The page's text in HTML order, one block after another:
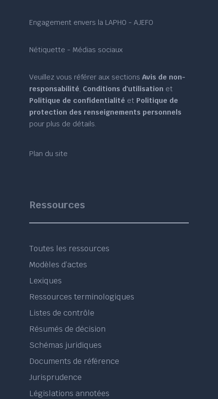
Engagement envers la LAPHO - AJEFO
Nétiquette - Médias sociaux
Veuillez vous référer aux sectionsAvis de non-
responsabilité, Conditions d'utilisation et
Politique de confidentialité et Politique de
protection des renseignements personnels
pour plus de détails.
Plan du site
Ressources
Toutes les ressources
Modèles d’actes
Lexiques
Ressources terminologiques
Listes de contrôle
Résumés de décision
Schémas juridiques
Documents de référence
Jurisprudence
Législations annotées